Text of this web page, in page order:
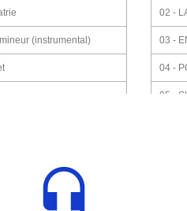
(instrumental)
02 -
03 -
04 -
05 -